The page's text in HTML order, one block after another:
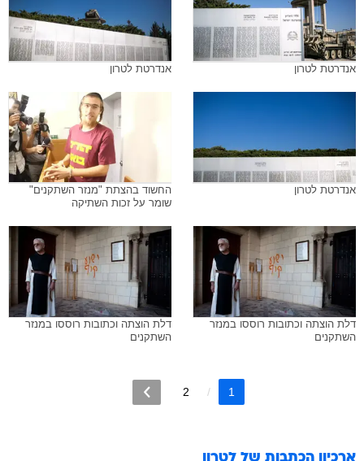
אנדרטת לטרון אנדרטת לטרון
אנדרטת לטרון
החשוד בהצתת "מנזר השתקנים"
שומר על זכות השתיקה
דלת הוצתה וכתובות רוססו במנזר
השתקנים
דלת הוצתה וכתובות רוססו במנזר
השתקנים
1
2